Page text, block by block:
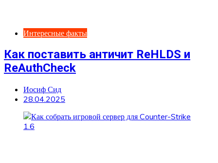
Интересные факты
Как поставить античит ReHLDS и
ReAuthCheck
Иосиф Сид
28.04.2025